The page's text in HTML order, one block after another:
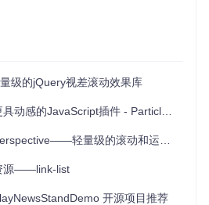
的网站和应用，特别是在以下场
于展示作品集，创建独特的用户体
视差效果增加阅读的沉浸感。
级的jQuery视差滚动效果库
感的JavaScript插件 - Particleground
轻量级的滚动和运动视差库
源——link-list
开源项目推荐